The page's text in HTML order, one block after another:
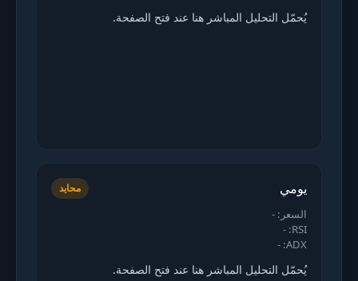
يُحمّل التحليل المباشر هنا عند فتح الصفحة.
يومي محايد
السعر: -
RSI: -
ADX: -
يُحمّل التحليل المباشر هنا عند فتح الصفحة.